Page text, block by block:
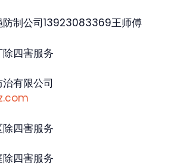
防制公司13923083369王师傅
四害服务
有限公司
四害服务
四害服务